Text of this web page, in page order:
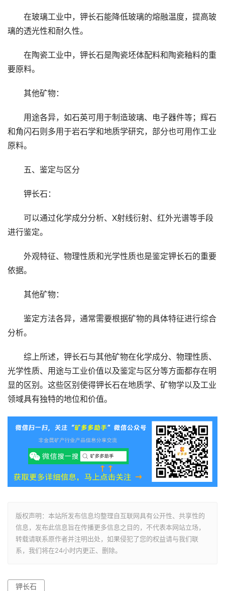
在玻璃工业中，钾长石能降低玻璃的熔融温度，提高玻
璃的透光性和耐久性。
在陶瓷工业中，钾长石是陶瓷坯体配料和陶瓷釉料的重
要原料。
其他矿物：
用途各异，如石英可用于制造玻璃、电子器件等；辉石
和角闪石则多用于岩石学和地质学研究，部分也可用作工业
原料。
五、鉴定与区分
钾长石：
可以通过化学成分分析、X射线衍射、红外光谱等手段
进行鉴定。
外观特征、物理性质和光学性质也是鉴定钾长石的重要
依据。
其他矿物：
鉴定方法各异，通常需要根据矿物的具体特征进行综合
分析。
综上所述，钾长石与其他矿物在化学成分、物理性质、
光学性质、用途与工业价值以及鉴定与区分等方面都存在明
显的区别。这些区别使得钾长石在地质学、矿物学以及工业
领域具有独特的地位和价值。
版权声明：本站所发布信息均整理自互联网具有公开性、共享性的
信息，发布此信息旨在传播更多信息之目的，不代表本网站立场，
转载请联系原作者并注明出处，如果侵犯了您的权益请与我们联
系，我们将在24小时内更正、删除。
钾长石